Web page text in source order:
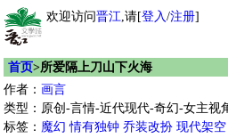
欢迎访问晋江,请[登入/注册]
首页>所爱隔上刀山下火海
作者： 画言
类型：原创-言情-近代现代-奇幻-女主视
标签： 魔幻 情有独钟 乔装改扮 现代架空